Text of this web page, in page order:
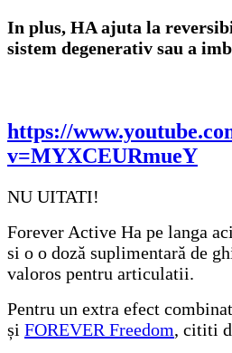
In plus, HA ajuta la
sistem degenerativ sau a
https://
v=MYXCEURmueY
NU UITATI!
Forever Active Ha pe langa
si o o doză suplimentară de
valoros pentru articulatii.
Pentru un extra efect
și FOREVER Freedom, cititi